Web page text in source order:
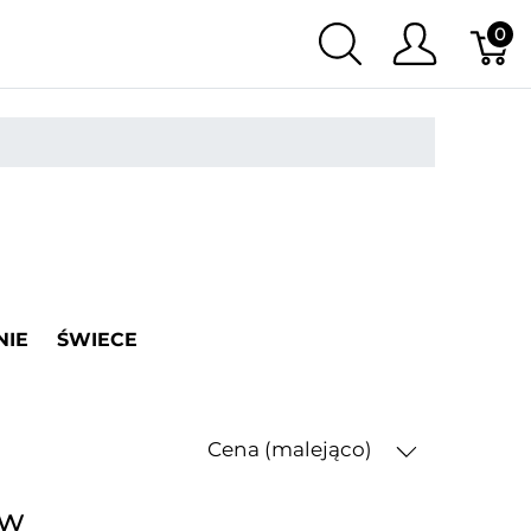
0
ŚWIECE
Cena (malejąco)